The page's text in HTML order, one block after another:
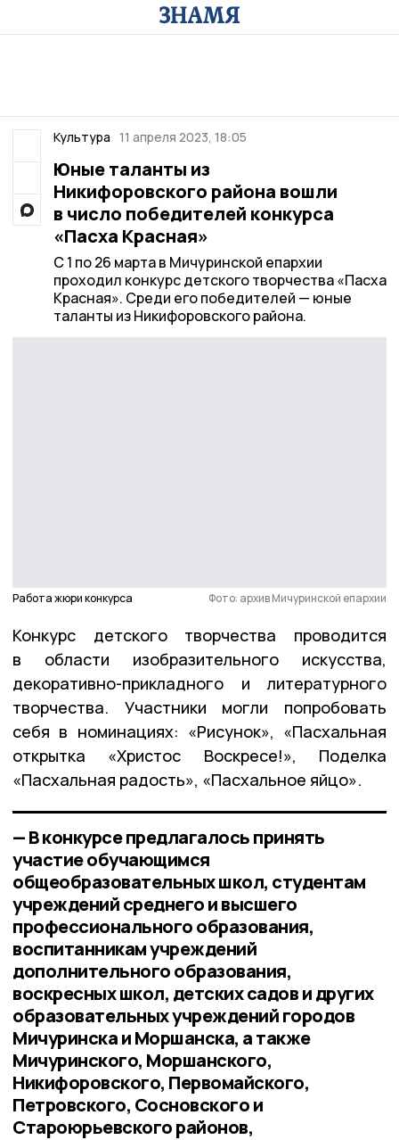
Культура 11 апреля 2023, 18:05
Юные таланты из
Никифоровского района вошли
в число победителей конкурса
«Пасха Красная»
С 1 по 26 марта в Мичуринской епархии
проходил конкурс детского творчества «Пасха
Красная». Среди его победителей — юные
таланты из Никифоровского района.
Работа жюри конкурса Фото: архив Мичуринской епархии
Конкурс детского творчества проводится
в области изобразительного искусства,
декоративно-прикладного и литературного
творчества. Участники могли попробовать
себя в номинациях: «Рисунок», «Пасхальная
открытка «Христос Воскресе!», Поделка
«Пасхальная радость», «Пасхальное яйцо».
— В конкурсе предлагалось принять
участие обучающимся
общеобразовательных школ, студентам
учреждений среднего и высшего
профессионального образования,
воспитанникам учреждений
дополнительного образования,
воскресных школ, детских садов и других
образовательных учреждений городов
Мичуринска и Моршанска, а также
Мичуринского, Моршанского,
Никифоровского, Первомайского,
Петровского, Сосновского и
Староюрьевского районов,